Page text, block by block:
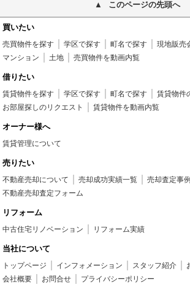
このページの先頭へ
買いたい
売買物件を探す 学区で探す 町名で探す 現地販売
マンション
土地 売買物件を動画内覧
借りたい
賃貸物件を探す 学区で探す 町名で探す
賃貸物件
お部屋探しのリクエスト
賃貸物件を動画内覧
オーナー様へ
賃貸管理について
売りたい
不動産売却について 売却成功実績一覧
売却査定事
不動産売却査定フォーム
リフォーム
中古住宅リノベーション リフォーム実績
当社について
トップページ インフォメーション スタッフ紹介
会社概要
お問合せ プライバシーポリシー